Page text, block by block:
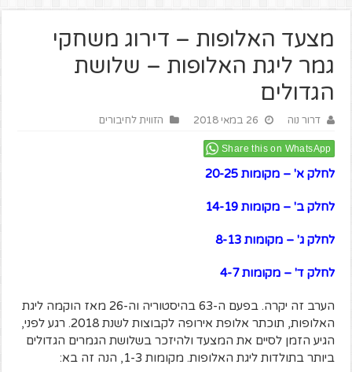
מצעד האלופות – דירוג משחקי
גמר ליגת האלופות – שלושת
הגדולים
דרור נוה 26 במאי 2018 הזווית לחיבורים
Share this on WhatsApp
לחלק א' – מקומות 20-25
לחלק ב' – מקומות 14-19
לחלק ג' – מקומות 8-13
לחלק ד' – מקומות 4-7
הערב זה יקרה. בפעם ה-63 בהיסטוריה וה-26 מאז הוקמה ליגת
האלופות, תוכתר אלופת אירופה לקבוצות לשנת 2018. רגע לפני,
הגיע הזמן לסיים את המצעד ולהיזכר בשלושת הגמרים הגדולים
ביותר בתולדות ליגת האלופות. מקומות 1-3, הנה זה בא: